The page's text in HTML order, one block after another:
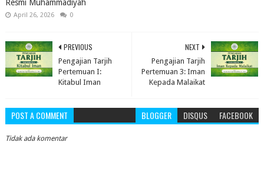
Resmi Muhammadiyah
April 26, 2026 0
NEXT
Pengajian Tarjih
Pertemuan 3: Iman
Kepada Malaikat
PREVIOUS
Pengajian Tarjih
Pertemuan I:
Kitabul Iman
POST A COMMENT BLOGGER DISQUS FACEBOOK
Tidak ada komentar